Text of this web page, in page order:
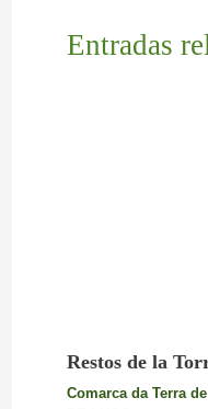
Entradas
Restos de la
Comarca da Terra